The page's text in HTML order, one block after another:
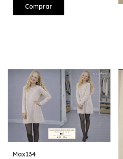
Comprar
Max134